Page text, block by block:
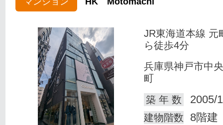
JR東海道本線 元
ら徒歩4分
兵庫県神戸市中
町
築 年 数
2005/
建物階数 8階建